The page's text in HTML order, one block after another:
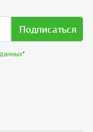
Подписаться
*